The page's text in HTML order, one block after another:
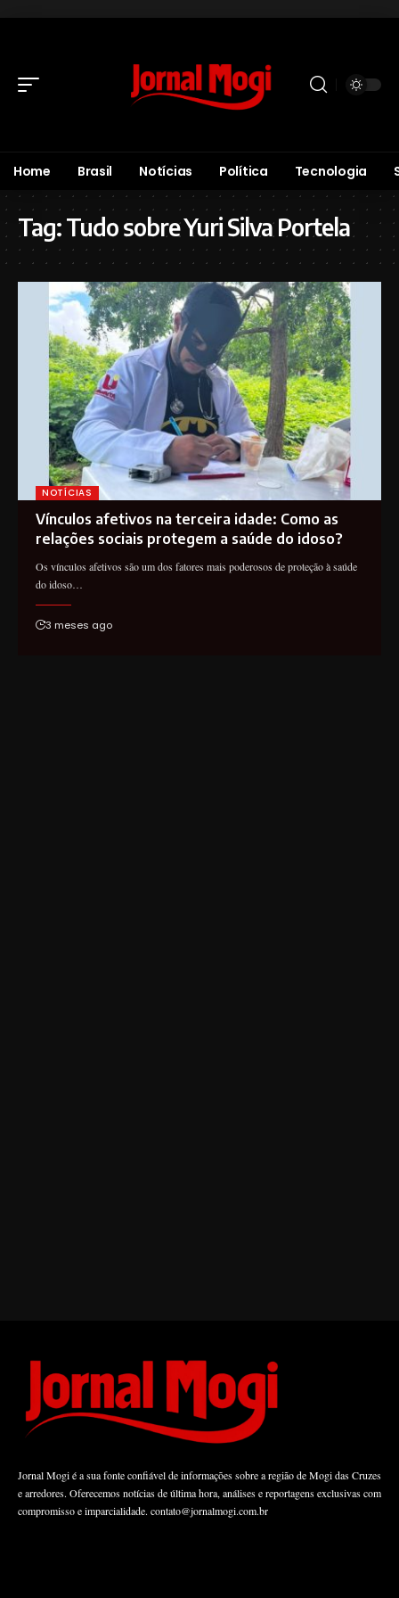
Home Brasil Notícias Política Tecnologia
Tag:Tudo sobre Yuri Silva Portela
NOTÍCIAS
Vínculos afetivos na terceira idade: Como as
relações sociais protegem a saúde do idoso?
Os vínculos afetivos são um dos fatores mais poderosos de proteção à saúde
do idoso…
3 meses ago
Jornal Mogi é a sua fonte confiável de informações sobre a região de Mogi das Cruzes
e arredores. Oferecemos notícias de última hora, análises e reportagens exclusivas com
compromisso e imparcialidade. contato@jornalmogi.com.br